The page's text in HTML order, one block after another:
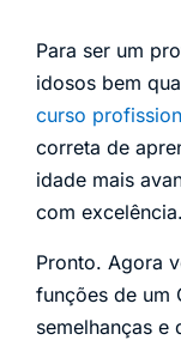
Para ser um
idosos bem
curso
correta de
idade mais
com excelência.
Pronto. Agora
funções de um
semelhanças e